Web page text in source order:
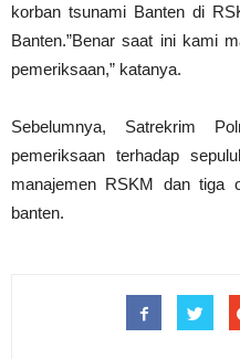
korban tsunami Banten di
Banten.”Benar saat ini kami
pemeriksaan,” katanya.
Sebelumnya, Satrekrim
pemeriksaan terhadap
manajemen RSKM dan tiga
banten.